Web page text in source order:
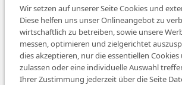
Job finden
Wir setzen auf unserer Seite Cookies und
Diese helfen uns unser Onlineangebot zu
wirtschaftlich zu betreiben, sowie unsere
messen, optimieren und zielgerichtet
dies akzeptieren, nur die essentiellen Cookies
zulassen oder eine individuelle Auswahl
Ihrer Zustimmung jederzeit über die Seite